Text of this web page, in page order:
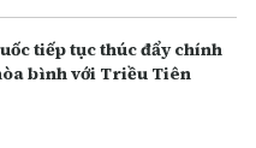
tiếp tục thúc đẩy chính
bình với Triều Tiên